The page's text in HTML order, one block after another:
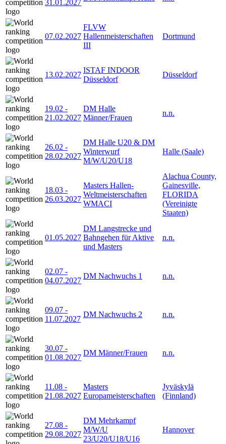
31.01.2027
07.02.2027
FLVW
Hallenmeisterschaften
III
Dortmund
13.02.2027
ISTAF INDOOR
Düsseldorf
Düsseldorf
19.02 -
21.02.2027
DM Halle
Männer/Frauen
n.n.
26.02 -
28.02.2027
DM Halle U20 & DM
Winterwurf
M/W/U20/U18
Halle (Saale)
18.03 -
26.03.2027
Masters Hallen-
Weltmeisterschaften
WMACI
Alachua County,
Gainesville,
FLORIDA
(Vereinigte
Staaten)
01.05.2027
DM Langstrecke und
Bahngehen für Aktive
und Masters
n.n.
02.07 -
04.07.2027
DM Nachwuchs 1 n.n.
09.07 -
11.07.2027
DM Nachwuchs 2 n.n.
30.07 -
01.08.2027
DM Männer/Frauen n.n.
11.08 -
21.08.2027
Masters
Europameisterschaften
Jyväskylä
(Finnland)
27.08 -
29.08.2027
DM Mehrkampf
M/W/U
23/U20/U18/U16
Hannover